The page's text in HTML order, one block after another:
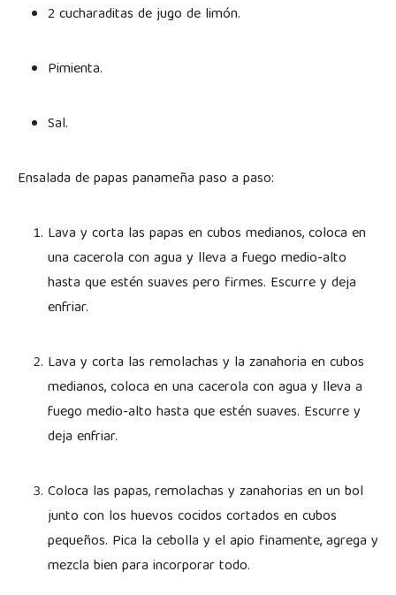
2 cucharaditas de jugo de limón.
Pimienta.
Sal.
Ensalada de papas panameña paso a paso:
Lava y corta las papas en cubos medianos, coloca en
una cacerola con agua y lleva a fuego medio-alto
hasta que estén suaves pero firmes. Escurre y deja
enfriar.
Lava y corta las remolachas y la zanahoria en cubos
medianos, coloca en una cacerola con agua y lleva a
fuego medio-alto hasta que estén suaves. Escurre y
deja enfriar.
Coloca las papas, remolachas y zanahorias en un bol
junto con los huevos cocidos cortados en cubos
pequeños. Pica la cebolla y el apio finamente, agrega y
mezcla bien para incorporar todo.